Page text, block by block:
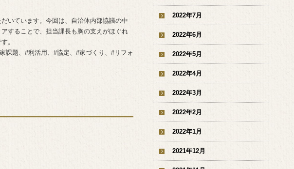
いています。今回は、自治体内部協議の中
することで、担当課長も胸の支えがほぐれ
。
課題、#利活用、#協定、#家づくり、#リフォ
2022年7月
2022年6月
2022年5月
2022年4月
2022年3月
2022年2月
2022年1月
2021年12月